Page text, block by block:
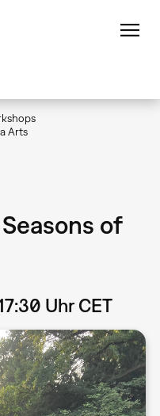
Arts
of
Uhr CET